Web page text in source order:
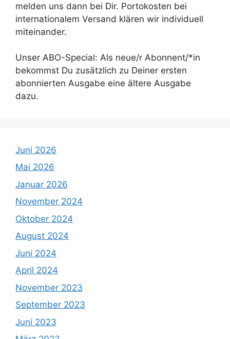
melden uns dann bei Dir. Portokosten bei
internationalem Versand klären wir individuell
miteinander.
Unser ABO-Special: Als neue/r Abonnent/*in
bekommst Du zusätzlich zu Deiner ersten
abonnierten Ausgabe eine ältere Ausgabe
dazu.
Juni 2026
Mai 2026
Januar 2026
November 2024
Oktober 2024
August 2024
Juni 2024
April 2024
November 2023
September 2023
Juni 2023